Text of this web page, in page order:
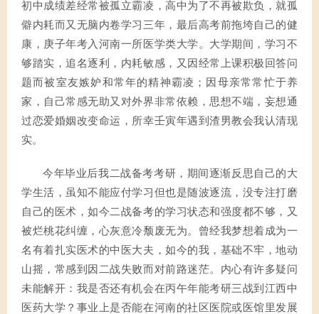
初中成绩差经常被孤立霸凌，高中为了不再被欺负，就孤
僻内耗而又无脑内卷学习三年，最后高考前拖垮自己的健
康，庚子年考入河南一所医学类大学。大学期间，学习不
够踏实，追名逐利，内耗敏感，又因经常上课积极回答问
题而被室友嫉妒和常年的精神霸凌；因母亲常常忙于养
家，自己常感无助又对外界非常依赖，思想不端，妄想通
过恋爱婚姻改变命运，所幸壬寅年遇到渣男教会我认清现
实。
今年毕业后我二战备考考研，期间逐渐反思自己的大
学生活，虽知不能应付学习但也是随波逐流，没专注打磨
自己的医术，如今二战备考的学习状态和强度都不够，又
被烂桃花纠缠，心灰意冷颓废无为。曾经我梦想着成为一
名有着扎实医术的中医大夫，如今的我，基础不牢，地动
山摇，常感到因二战失败而对前路迷茫。内心有许多疑问
未能解开：我是否还有机会在丙午年能考研三战到江西中
医药大学？事业上是否能在河南的社区医院或医馆里发展